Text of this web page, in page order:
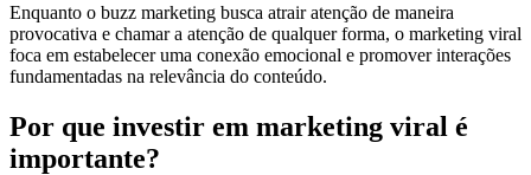
Enquanto o buzz marketing busca atrair atenção de maneira
provocativa e chamar a atenção de qualquer forma, o marketing viral
foca em estabelecer uma conexão emocional e promover interações
fundamentadas na relevância do conteúdo.
Por que investir em marketing viral é
importante?